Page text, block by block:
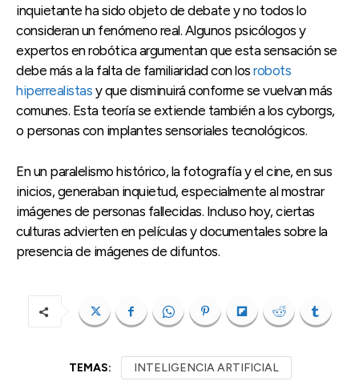
inquietante ha sido objeto de debate y no todos lo
consideran un fenómeno real. Algunos psicólogos y
expertos en robótica argumentan que esta sensación se
debe más a la falta de familiaridad con los robots
hiperrealistas y que disminuirá conforme se vuelvan más
comunes. Esta teoría se extiende también a los cyborgs,
o personas con implantes sensoriales tecnológicos.
En un paralelismo histórico, la fotografía y el cine, en sus
inicios, generaban inquietud, especialmente al mostrar
imágenes de personas fallecidas. Incluso hoy, ciertas
culturas advierten en películas y documentales sobre la
presencia de imágenes de difuntos.
TEMAS: INTELIGENCIA ARTIFICIAL